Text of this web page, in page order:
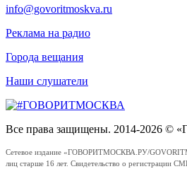
info@govoritmoskva.ru
Реклама на радио
Города вещания
Наши слушатели
Все права защищены. 2014-2026 ©
Сетевое издание «ГОВОРИТМОСКВА.РУ/
лиц старше 16 лет. Свидетельство о регистрации